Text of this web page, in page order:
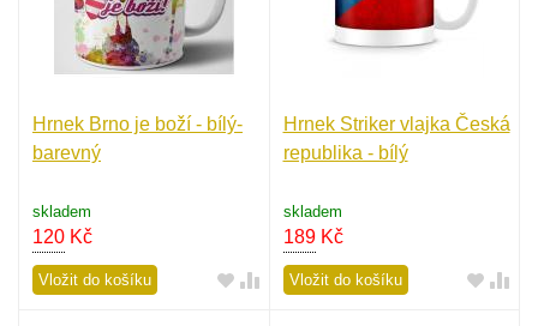
Hrnek Brno je boží - bílý-
barevný
skladem
120 Kč
Vložit do košíku
Hrnek Striker vlajka Česká
republika - bílý
skladem
189Kč
Vložit do košíku